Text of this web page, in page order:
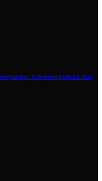
O firemní kultuře Alzy,